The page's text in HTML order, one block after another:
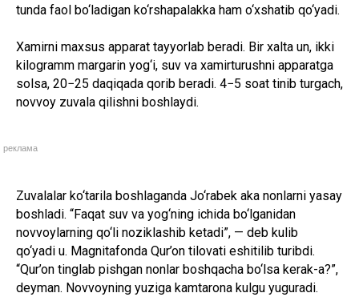
tunda faol bo‘ladigan ko‘rshapalakka ham o‘xshatib qo‘yadi.
Xamirni maxsus apparat tayyorlab beradi. Bir xalta un, ikki
kilogramm margarin yog‘i, suv va xamirturushni apparatga
solsa, 20−25 daqiqada qorib beradi. 4−5 soat tinib turgach,
novvoy zuvala qilishni boshlaydi.
реклама
Zuvalalar ko‘tarila boshlaganda Jo‘rabek aka nonlarni yasay
boshladi. “Faqat suv va yog‘ning ichida bo‘lganidan
novvoylarning qo‘li noziklashib ketadi”, — deb kulib
qo‘yadi u. Magnitafonda Qur’on tilovati eshitilib turibdi.
“Qur’on tinglab pishgan nonlar boshqacha bo‘lsa kerak-a?”,
deyman. Novvoyning yuziga kamtarona kulgu yuguradi.